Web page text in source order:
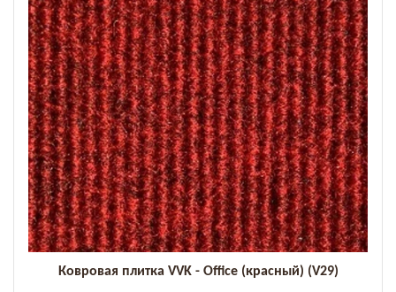
Ковровая плитка VVK - Office (красный) (V29)